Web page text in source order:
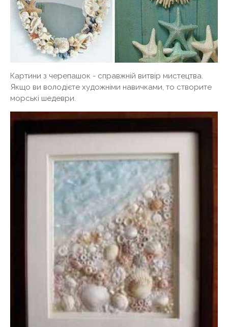
Картини з черепашок - справжній витвір мистецтва.
Якщо ви володієте художніми навичками, то створите
морські шедеври.